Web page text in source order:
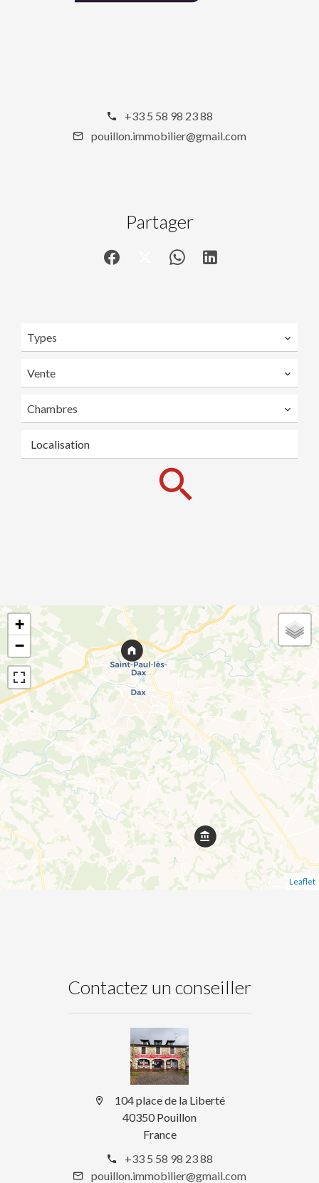
+33 5 58 98 23 88
pouillon.immobilier@gmail.com
Partager
Types
Vente
Chambres
Localisation
+
−
Leaflet
Contactez un conseiller
104 place de la Liberté
40350 Pouillon
France
+33 5 58 98 23 88
pouillon.immobilier@gmail.com